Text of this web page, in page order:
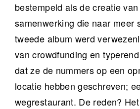
bestempeld als de creatie
samenwerking die naar meer
tweede album werd
van crowdfunding en
dat ze de nummers op een
locatie hebben geschreven;
wegrestaurant. De reden?